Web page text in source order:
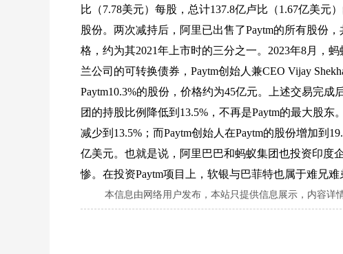
比（7.78美元）每股，总计137.8亿卢比（1.67亿美元
股份。两次减持后，阿里已出售了Paytm的所有股份
格，约为其2021年上市时的三分之一。2023年8月，
兰公司的可转换债券，Paytm创始人兼CEO Vijay
Paytm10.3%的股份，价格约为45亿元。上述交易完成
团的持股比例降低到13.5%，不再是Paytm的最大股
减少到13.5%；而Paytm创始人在Paytm的股份增加到
亿美元。也就是说，阿里巴巴和蚂蚁集团也投资印度
惨。在投资Paytm项目上，软银与巴菲特也属于难兄
本信息由网络用户发布， 本站只提供信息展示，内容详